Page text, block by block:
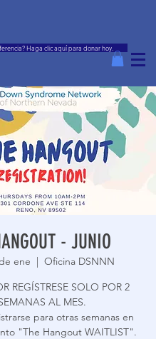
Haga clic aquí para donar hoy.
- JUNIO
ene
  |
Oficina DSNNN
REGÍSTRESE SOLO POR 2
AL MES.
para otras semanas en
"The Hangout WAITLIST".